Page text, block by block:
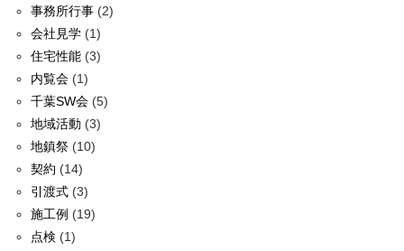
事務所行事(2)
会社見学(1)
住宅性能(3)
内覧会(1)
千葉SW会(5)
地域活動 (3)
地鎮祭(10)
契約 (14)
引渡式(3)
施工例 (19)
点検 (1)